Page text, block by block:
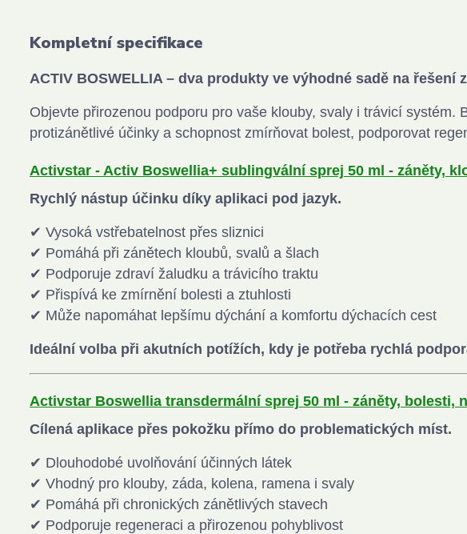
Kompletní specifikace
ACTIV BOSWELLIA – dva produkty ve výhodné sadě na řešení
Objevte přirozenou podporu pro vaše klouby, svaly i trávicí systém.
protizánětlivé účinky a schopnost zmírňovat bolest, podporovat
Activstar - Activ Boswellia+ sublingvální sprej 50 ml - záněty,
Rychlý nástup účinku díky aplikaci pod jazyk.
✔ Vysoká vstřebatelnost přes sliznici
✔ Pomáhá při zánětech kloubů, svalů a šlach
✔ Podporuje zdraví žaludku a trávicího traktu
✔ Přispívá ke zmírnění bolesti a ztuhlosti
✔ Může napomáhat lepšímu dýchání a komfortu dýchacích cest
Ideální volba při akutních potížích, kdy je potřeba rychlá
Activstar Boswellia transdermální sprej 50 ml - záněty, bolesti,
Cílená aplikace přes pokožku přímo do problematických míst.
✔ Dlouhodobé uvolňování účinných látek
✔ Vhodný pro klouby, záda, kolena, ramena i svaly
✔ Pomáhá při chronických zánětlivých stavech
✔ Podporuje regeneraci a přirozenou pohyblivost